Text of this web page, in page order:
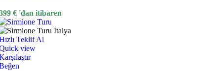
€ 'dan itibaren
Teklif Al
view